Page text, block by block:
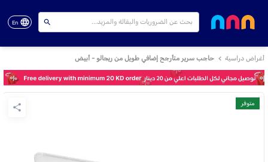
En
أغراض دراسية حاجب سرير متأرجح إضافي طويل من ريجالو - أبيض
متوفر